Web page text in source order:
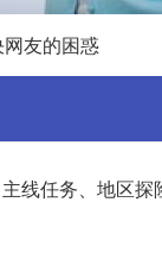
网友的困惑
线任务、地区